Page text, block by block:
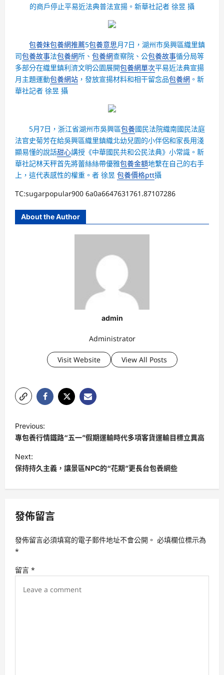
的商戶停止平易近法典普法宣揚。新華社記者 徐昱 攝
包養妹包養網推薦5包養意思月7日，湖州市吳興區織里鎮
司包養故事法包養網所、 包養網查察院、公包養故事循分局等
多部分在織里鎮利濟文明公園展開包養網單次平易近法典宣揚
月主題運動包養網站 ，發放宣揚材料和相干留念品包養網 。新
華社記者 徐昱 攝
5月7日，浙江省湖州市吳興區包養國民法院織南國民法庭
法官史菊芳在給吳興區織里鎮織北幼兒園的小伴侶和家長用淺
顯易懂的說話甜心講授《中華國民共和公民法典》小常識。新
華社記林天秤首先將蕾絲絲帶優雅包養金額地繫在自己的右手
上，這代表感性的權重。者 徐昱 包養價格ptt攝
TC:sugarpopular900 6a0a6647631761.87107286
About the Author
admin
Administrator
Visit Website View All Posts
o
s
t
v
g
t
Previous:
專包養行情鐵路“五一”假期運輸時代多項客貨運輸目標立異高
Next:
保持持久主義，讓景區NPC的“花期”更長台包養網些
發佈留言
發佈留言必須填寫的電子郵件地址不會公開。 必填欄位標示為
*
留言 *